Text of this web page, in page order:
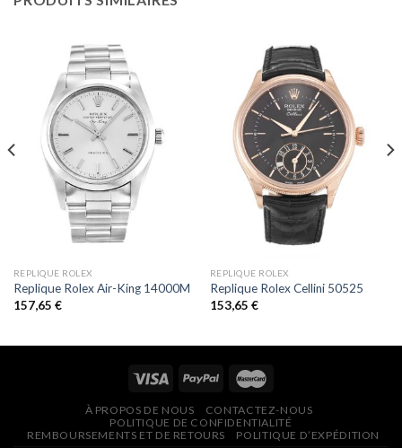
REPLIQUE ROLEX
Replique Rolex Air-King 14000M
157,65 €
REPLIQUE ROLEX
Replique Rolex Cellini 50525
153,65 €
À PROPOS DE NOUS
CONTACTEZ-NOUS
POLITIQUE DE CONFIDENTIALITÉ
REMBOURSEMENTS ET DE RETOURS
POLITIQUE D’EXPÉDITION